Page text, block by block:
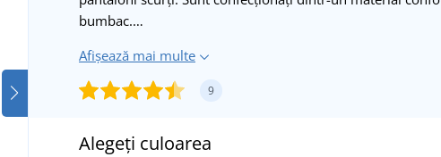
bumbac.…
Afișează mai multe
9
Alegeți culoarea